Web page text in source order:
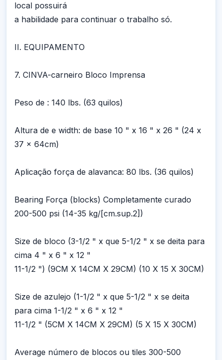
local possuirá
a habilidade para continuar o trabalho só.
II. EQUIPAMENTO
7. CINVA-carneiro Bloco Imprensa
Peso de : 140 lbs. (63 quilos)
Altura de e width: de base 10 " x 16 " x 26 " (24 x
37 x 64cm)
Aplicação força de alavanca: 80 lbs. (36 quilos)
Bearing Força (blocks) Completamente curado
200-500 psi (14-35 kg/[cm.sup.2])
Size de bloco (3-1/2 " x que 5-1/2 " x se deita para
cima 4 " x 6 " x 12 "
11-1/2 ") (9CM X 14CM X 29CM) (10 X 15 X 30CM)
Size de azulejo (1-1/2 " x que 5-1/2 " x se deita
para cima 1-1/2 " x 6 " x 12 "
11-1/2 " (5CM X 14CM X 29CM) (5 X 15 X 30CM)
Average número de blocos ou tiles 300-500